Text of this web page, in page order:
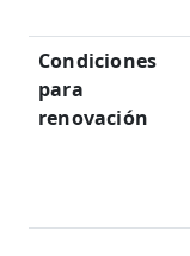
Condiciones
para
renovación